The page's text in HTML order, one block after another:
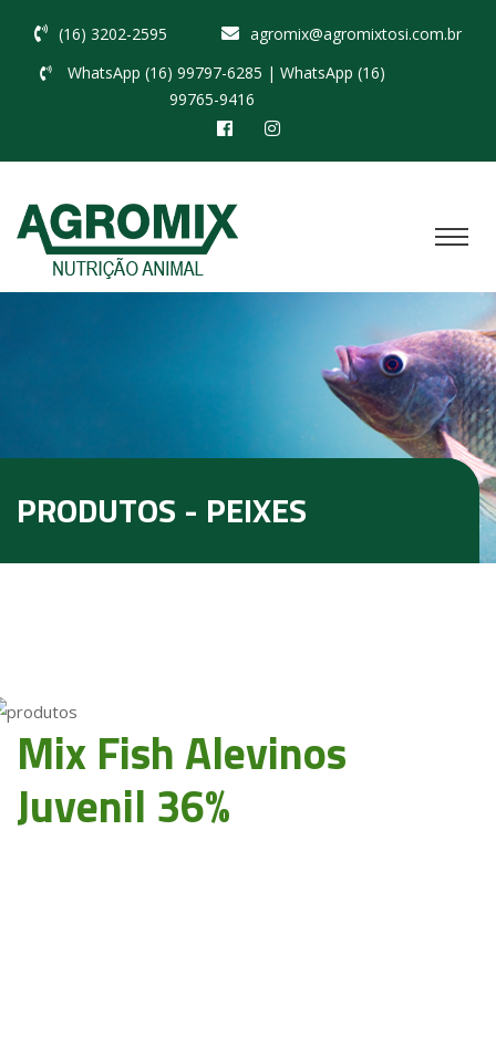
(16) 3202-2595
agromix@agromixtosi.com.br
WhatsApp (16) 99797-6285 | WhatsApp (16)
99765-9416
PRODUTOS - PEIXES
Mix Fish Alevinos
Juvenil 36%